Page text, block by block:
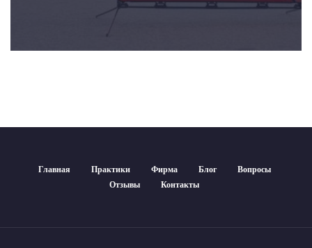
Главная Практики Фирма Блог
Вопросы
Отзывы
Контакты